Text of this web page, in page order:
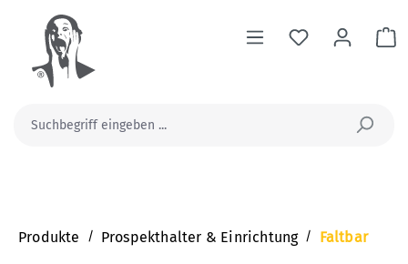
springen
Produkte / Prospekthalter & Einrichtung / Faltbar